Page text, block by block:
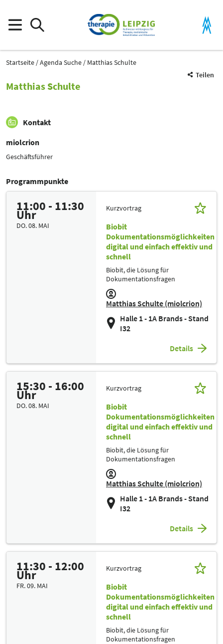
Startseite Agenda Suche
Matthias Schulte
Teilen
Matthias Schulte
Kontakt
miolcrion
Geschäftsführer
Programmpunkte
11:00 - 11:30
Uhr
DO. 08. MAI
Kurzvortrag
Biobit
Dokumentationsmöglichkeiten
digital und einfach effektiv und
schnell
Biobit, die Lösung für
Dokumentationsfragen
Matthias Schulte (miolcrion)
Halle 1 - 1A Brands - Stand
I32
Details
15:30 - 16:00
Uhr
DO. 08. MAI
Kurzvortrag
Biobit
Dokumentationsmöglichkeiten
digital und einfach effektiv und
schnell
Biobit, die Lösung für
Dokumentationsfragen
Matthias Schulte (miolcrion)
Halle 1 - 1A Brands - Stand
I32
Details
11:30 - 12:00
Uhr
FR. 09. MAI
Kurzvortrag
Biobit
Dokumentationsmöglichkeiten
digital und einfach effektiv und
schnell
Biobit, die Lösung für
Dokumentationsfragen